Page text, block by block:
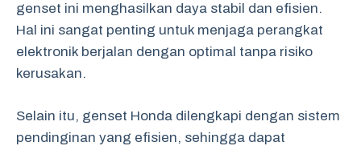
genset ini menghasilkan daya stabil dan efisien.
Hal ini sangat penting untuk menjaga perangkat
elektronik berjalan dengan optimal tanpa risiko
kerusakan.
Selain itu, genset Honda dilengkapi dengan sistem
pendinginan yang efisien, sehingga dapat